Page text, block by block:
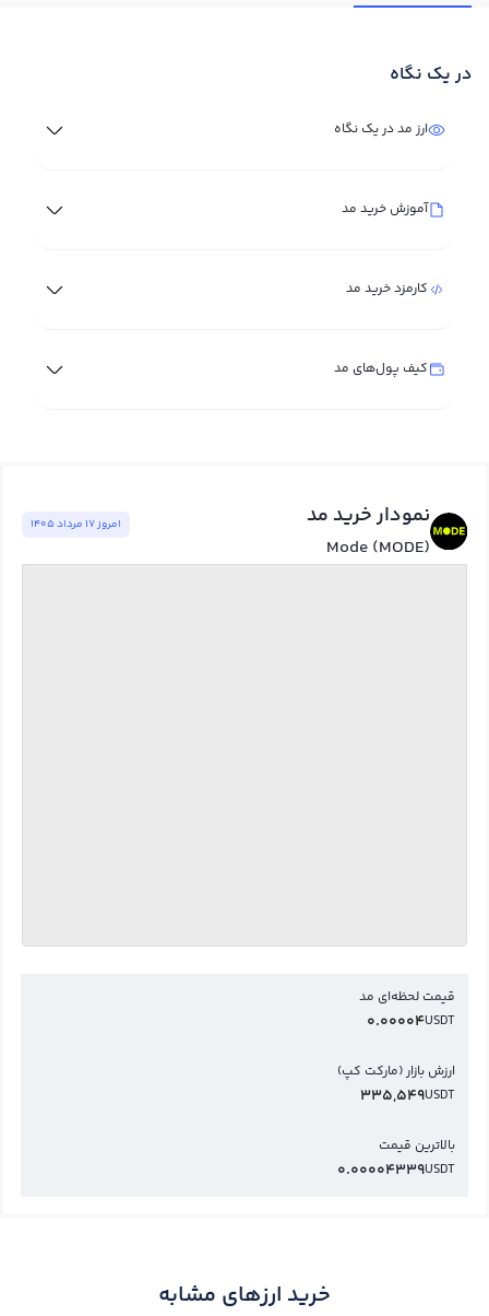
در یک نگاه
ارز مد در یک نگاه
آموزش خرید مد
کارمزد خرید مد
کیف پول‌های مد
نمودار خرید مد
Mode (MODE)
امروز ١٧ مرداد ١٤٠٥
قیمت لحظه‌ای مد
USDT
0.00004
ارزش بازار (مارکت کپ)
USDT
335,549
بالاترین قیمت
USDT
0.00004339
خرید ارزهای مشابه